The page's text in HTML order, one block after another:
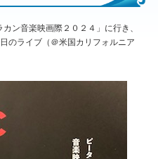
ン音楽映画際２０２４」に行き、
のライブ（＠米国カリフォルニア